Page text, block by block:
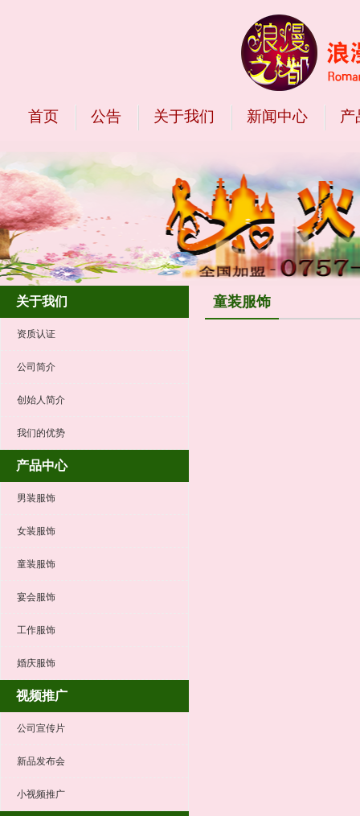
首页 公告 关于我们 新闻中心 产
关于我们
资质认证
公司简介
创始人简介
我们的优势
产品中心
男装服饰
女装服饰
童装服饰
宴会服饰
工作服饰
婚庆服饰
视频推广
公司宣传片
新品发布会
小视频推广
童装服饰